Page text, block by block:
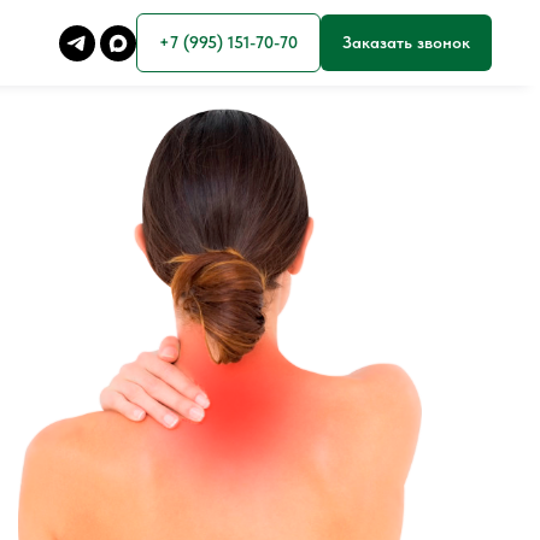
+7 (995) 151-70-70 Заказать звонок